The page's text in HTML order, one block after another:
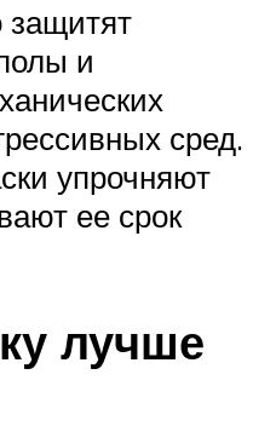
и
сред.
упрочняют
ее срок
лучше